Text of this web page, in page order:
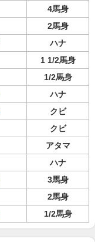
4馬身
2馬身
ハナ
1 1/2馬身
1/2馬身
ハナ
クビ
クビ
アタマ
ハナ
3馬身
2馬身
1/2馬身